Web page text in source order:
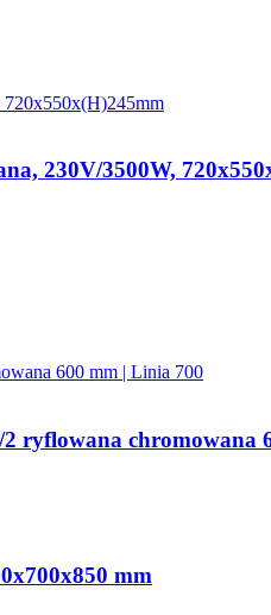
230V/3500W,
ryflowana chromowana
mm